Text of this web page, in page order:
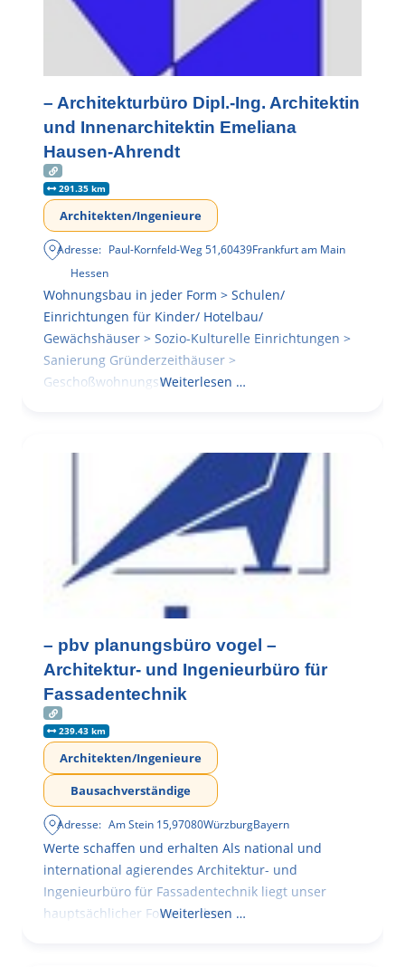
– Architekturbüro Dipl.-Ing. Architektin
und Innenarchitektin Emeliana
Hausen-Ahrendt
291.35 km
Architekten/Ingenieure
Adresse: Paul-Kornfeld-Weg 51,60439Frankfurt am Main
Hessen
Wohnungsbau in jeder Form > Schulen/
Einrichtungen für Kinder/ Hotelbau/
Gewächshäuser > Sozio-Kulturelle Einrichtungen >
Sanierung Gründerzeithäuser >
GeschoßwohnungsbauWeiterlesen …
– pbv planungsbüro vogel –
Architektur- und Ingenieurbüro für
Fassadentechnik
239.43 km
Architekten/Ingenieure
Bausachverständige
Adresse: Am Stein 15,97080WürzburgBayern
Werte schaffen und erhalten Als national und
international agierendes Architektur- und
Ingenieurbüro für Fassadentechnik liegt unser
hauptsächlicher Fokus in der
Weiterlesen …